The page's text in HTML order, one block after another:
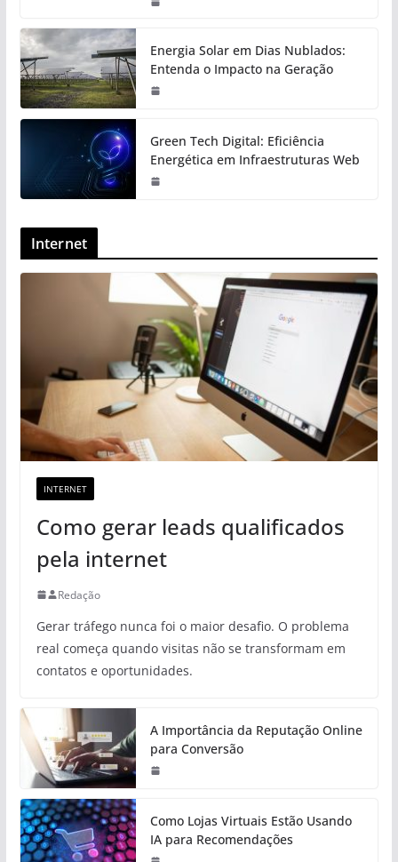
Energia Solar em Dias Nublados:
Entenda o Impacto na Geração
Green Tech Digital: Eficiência
Energética em Infraestruturas Web
Internet
INTERNET
Como gerar leads qualificados
pela internet
Redação
Gerar tráfego nunca foi o maior desafio. O problema
real começa quando visitas não se transformam em
contatos e oportunidades.
A Importância da Reputação Online
para Conversão
Como Lojas Virtuais Estão Usando
IA para Recomendações